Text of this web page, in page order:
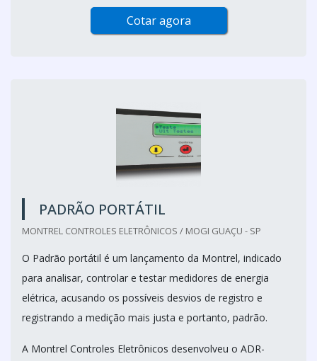
Cotar agora
PADRÃO PORTÁTIL
MONTREL CONTROLES ELETRÔNICOS / MOGI GUAÇU - SP
O Padrão portátil é um lançamento da Montrel, indicado
para analisar, controlar e testar medidores de energia
elétrica, acusando os possíveis desvios de registro e
registrando a medição mais justa e portanto, padrão.
A Montrel Controles Eletrônicos desenvolveu o ADR-